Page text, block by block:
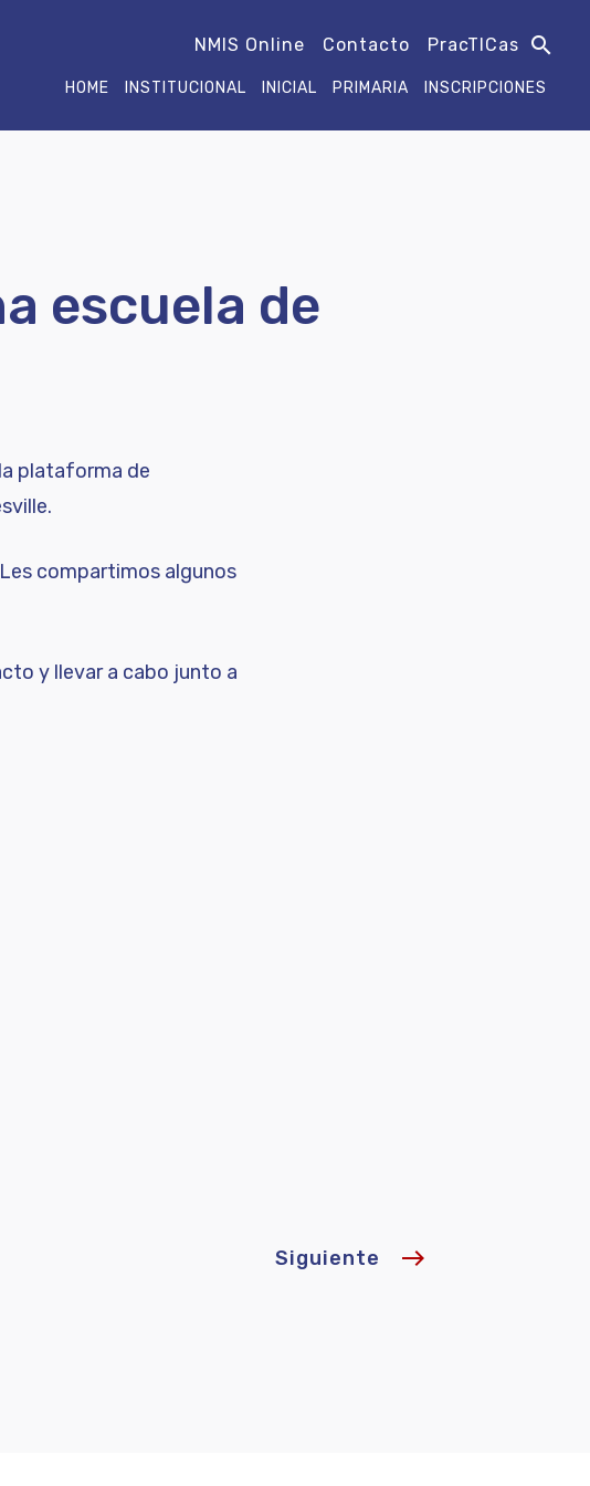
HOME INSTITUCIONAL INICIAL PRIMARIA INSCRIPCIONES
NMIS Online Contacto PracTICas search
escuela de
plataforma de
compartimos algunos
y llevar a cabo junto a
Siguiente east